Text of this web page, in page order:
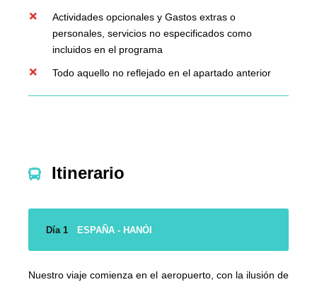
Actividades opcionales y Gastos extras o
personales, servicios no especificados como
incluidos en el programa
Todo aquello no reflejado en el apartado anterior
Itinerario
Día 1 ESPAÑA - HANÓI
Nuestro viaje comienza en el aeropuerto, con la ilusión de